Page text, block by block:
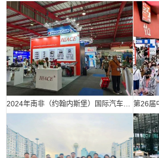
2024年南非（约翰内斯堡）国际汽车零部件、汽车技术及服务展览会